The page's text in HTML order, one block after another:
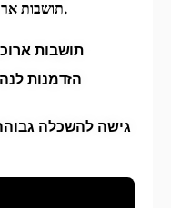
תושבות ארוכת טווח באיחוד האמירויות הערביות.
תושבות
הזדמנות
גישה להשכלה